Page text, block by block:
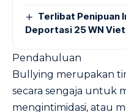
Terlibat Penipuan
Deportasi 25 WN
Pendahuluan
Bullying merupakan
secara sengaja untuk
mengintimidasi, atau